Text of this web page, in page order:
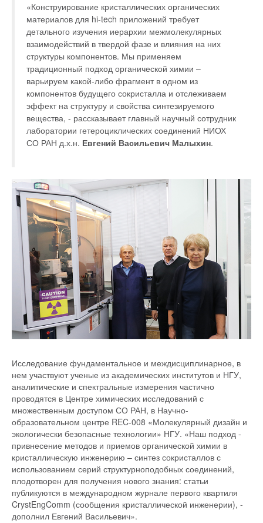
«Конструирование кристаллических органических
материалов для hi-tech приложений требует
детального изучения иерархии межмолекулярных
взаимодействий в твердой фазе и влияния на них
структуры компонентов. Мы применяем
традиционный подход органической химии –
варьируем какой-либо фрагмент в одном из
компонентов будущего сокристалла и отслеживаем
эффект на структуру и свойства синтезируемого
вещества, - рассказывает главный научный сотрудник
лаборатории гетероциклических соединений НИОХ
СО РАН д.х.н. Евгений Васильевич Малыхин.
Исследование фундаментальное и междисциплинарное, в
нем участвуют ученые из академических институтов и НГУ,
аналитические и спектральные измерения частично
проводятся в Центре химических исследований с
множественным доступом СО РАН, в Научно-
образовательном центре REC-008 «Молекулярный дизайн и
экологически безопасные технологии» НГУ. «Наш подход -
привнесение методов и приемов органической химии в
кристаллическую инженерию – синтез сокристаллов с
использованием серий структурноподобных соединений,
плодотворен для получения нового знания: статьи
публикуются в международном журнале первого квартиля
CrystEngComm (сообщения кристаллической инженерии), -
дополнил Евгений Васильевич».